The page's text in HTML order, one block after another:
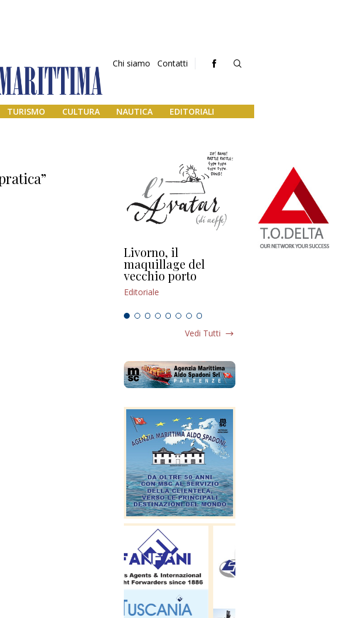
Chi siamo Contatti
TURISMO CULTURA NAUTICA EDITORIALI
Livorno, il
maquillage del
vecchio porto
Editoriale
L’uscita di scena di
Vedi Tutti